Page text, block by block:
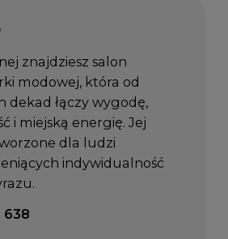
znajdziesz salon
modowej, która od
dekad łączy wygodę,
i miejską energię. Jej
dla ludzi
indywidualność
638